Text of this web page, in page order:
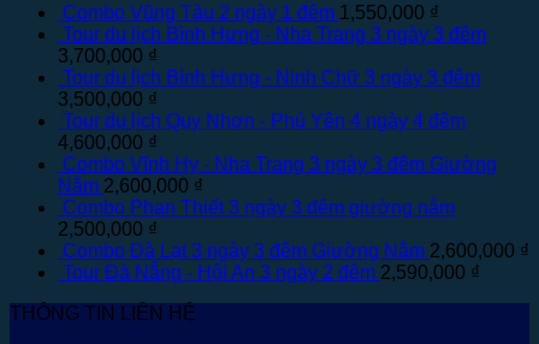
Combo Vũng Tàu 2 ngày 1 đêm 1,550,000 ₫
Tour du lịch Bình Hưng - Nha Trang 3 ngày 3 đêm
3,700,000 ₫
Tour du lịch Bình Hưng - Ninh Chữ 3 ngày 3 đêm
3,500,000 ₫
Tour du lịch Quy Nhơn - Phú Yên 4 ngày 4 đêm
4,600,000 ₫
Combo Vĩnh Hy - Nha Trang 3 ngày 3 đêm Giường
Nằm 2,600,000 ₫
Combo Phan Thiết 3 ngày 3 đêm giường nằm
2,500,000 ₫
Combo Đà Lạt 3 ngày 3 đêm Giường Nằm 2,600,000 ₫
Tour Đà Nẵng - Hội An 3 ngày 2 đêm 2,590,000 ₫
THÔNG TIN LIÊN HỆ